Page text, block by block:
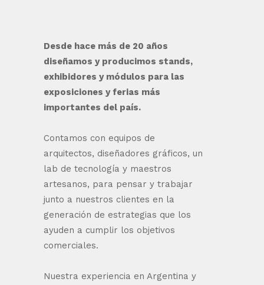
Desde hace más de 20 años
diseñamos y producimos stands,
exhibidores y módulos para las
exposiciones y ferias más
importantes del país.
Contamos con equipos de
arquitectos, diseñadores gráficos, un
lab de tecnología y maestros
artesanos, para pensar y trabajar
junto a nuestros clientes en la
generación de estrategias que los
ayuden a cumplir los objetivos
comerciales.
Nuestra experiencia en Argentina y